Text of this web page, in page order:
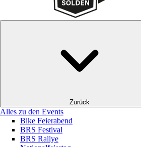
Zurück
Alles zu den Events
Bike Feierabend
BRS Festival
BRS Rallye